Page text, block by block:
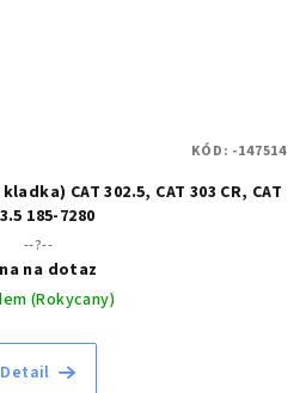
CAT 302.5, CAT 303 CR, CAT
185-7280
--?--
na dotaz
(Rokycany)
Detail
KÓD: -147514